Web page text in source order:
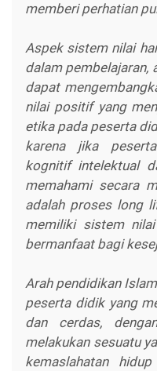
memberi perhatian
Aspek sistem nilai
dalam pembelajaran,
dapat
nilai positif yang
etika pada peserta
karena jika
kognitif intelektual
memahami secara
adalah proses long
memiliki sistem
bermanfaat bagi
Arah pendidikan
peserta didik yang
dan cerdas,
melakukan sesuatu
kemaslahatan